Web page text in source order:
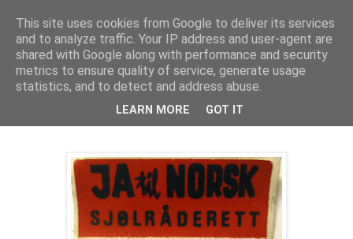
Politikus
onsdag 16. mai 2012
«17. mai for alle»?
This site uses cookies from Google to deliver its services
and to analyze traffic. Your IP address and user-agent are
shared with Google along with performance and security
metrics to ensure quality of service, generate usage
statistics, and to detect and address abuse.
LEARN MORE GOT IT